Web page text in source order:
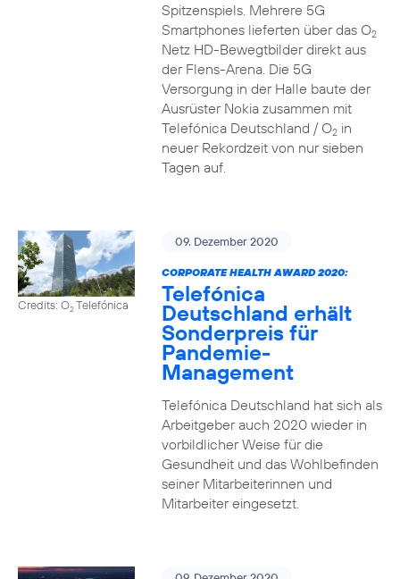
Spitzenspiels. Mehrere 5G
Smartphones lieferten über das O2
Netz HD-Bewegtbilder direkt aus
der Flens-Arena. Die 5G
Versorgung in der Halle baute der
Ausrüster Nokia zusammen mit
Telefónica Deutschland / O2in
neuer Rekordzeit von nur sieben
Tagen auf.
Credits: O2Telefónica
09. Dezember 2020
CORPORATE HEALTH AWARD 2020:
Telefónica
Deutschland erhält
Sonderpreis für
Pandemie-
Management
Telefónica Deutschland hat sich als
Arbeitgeber auch 2020 wieder in
vorbildlicher Weise für die
Gesundheit und das Wohlbefinden
seiner Mitarbeiterinnen und
Mitarbeiter eingesetzt.